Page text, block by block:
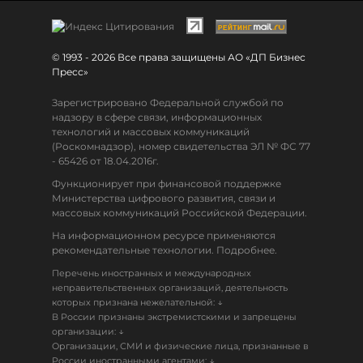
© 1993 - 2026 Все права защищены АО «ДП Бизнес
Пресс»
Зарегистрировано Федеральной службой по
надзору в сфере связи, информационных
технологий и массовых коммуникаций
(Роскомнадзор), номер свидетельства ЭЛ № ФС 77
- 65426 от 18.04.2016г.
Функционирует при финансовой поддержке
Министерства цифрового развития, связи и
массовых коммуникаций Российской Федерации.
На информационном ресурсе применяются
рекомендательные технологии. Подробнее.
Перечень иностранных и международных
неправительственных организаций, деятельность
которых признана нежелательной: ↓
В России признаны экстремистскими и запрещены
организации: ↓
Организации, СМИ и физические лица, признанные в
России иностранными агентами: ↓